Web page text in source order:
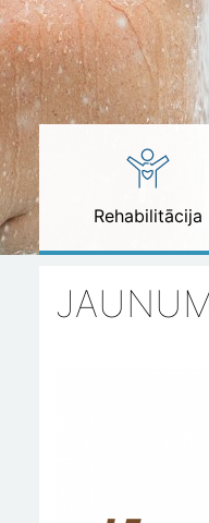
Rehabilitācija